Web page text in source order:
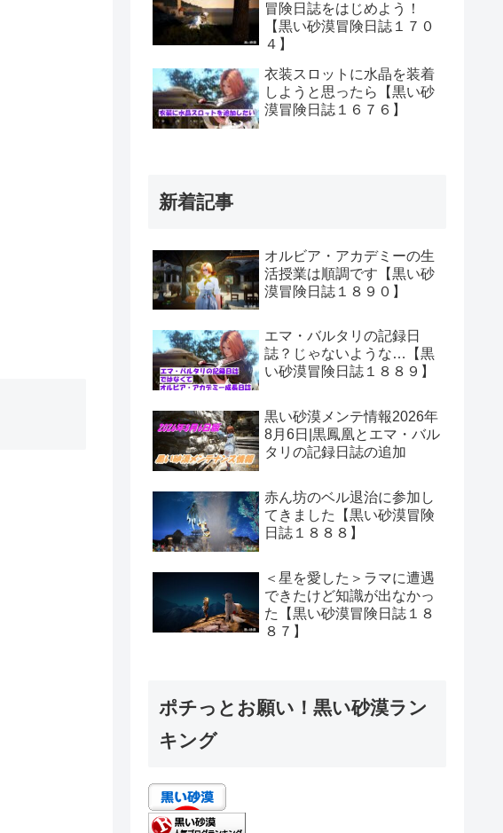
冒険日誌をはじめよう！
【黒い砂漠冒険日誌１７０
４】
衣装スロットに水晶を装着
しようと思ったら【黒い砂
漠冒険日誌１６７６】
新着記事
オルビア・アカデミーの生
活授業は順調です【黒い砂
漠冒険日誌１８９０】
エマ・バルタリの記録日
誌？じゃないような…【黒
い砂漠冒険日誌１８８９】
黒い砂漠メンテ情報2026年
8月6日|黒鳳凰とエマ・バル
タリの記録日誌の追加
赤ん坊のベル退治に参加し
てきました【黒い砂漠冒険
日誌１８８８】
＜星を愛した＞ラマに遭遇
できたけど知識が出なかっ
た【黒い砂漠冒険日誌１８
８７】
ポチっとお願い！黒い砂漠ラン
キング